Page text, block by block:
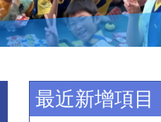
最近新增項目